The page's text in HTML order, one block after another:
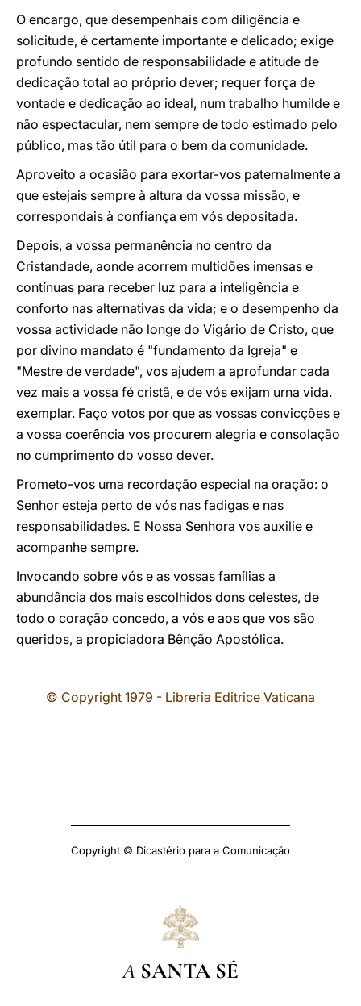
O encargo, que desempenhais com diligência e
solicitude, é certamente importante e delicado; exige
profundo sentido de responsabilidade e atitude de
dedicação total ao próprio dever; requer força de
vontade e dedicação ao ideal, num trabalho humilde e
não espectacular, nem sempre de todo estimado pelo
público, mas tão útil para o bem da comunidade.
Aproveito a ocasião para exortar-vos paternalmente a
que estejais sempre à altura da vossa missão, e
correspondais à confiança em vós depositada.
Depois, a vossa permanência no centro da
Cristandade, aonde acorrem multidões imensas e
contínuas para receber luz para a inteligência e
conforto nas alternativas da vida; e o desempenho da
vossa actividade não longe do Vigário de Cristo, que
por divino mandato é "fundamento da Igreja" e
"Mestre de verdade", vos ajudem a aprofundar cada
vez mais a vossa fé cristã, e de vós exijam urna vida.
exemplar. Faço votos por que as vossas convicções e
a vossa coerência vos procurem alegria e consolação
no cumprimento do vosso dever.
Prometo-vos uma recordação especial na oração: o
Senhor esteja perto de vós nas fadigas e nas
responsabilidades. E Nossa Senhora vos auxilie e
acompanhe sempre.
Invocando sobre vós e as vossas famílias a
abundância dos mais escolhidos dons celestes, de
todo o coração concedo, a vós e aos que vos são
queridos, a propiciadora Bênção Apostólica.
© Copyright 1979 - Libreria Editrice Vaticana
Copyright © Dicastério para a Comunicação
A SANTA SÉ